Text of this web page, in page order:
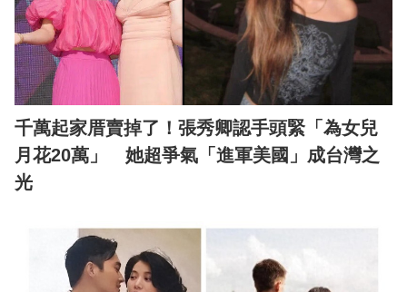
千萬起家厝賣掉了！張秀卿認手頭緊「為女兒
月花20萬」 她超爭氣「進軍美國」成台灣之
光